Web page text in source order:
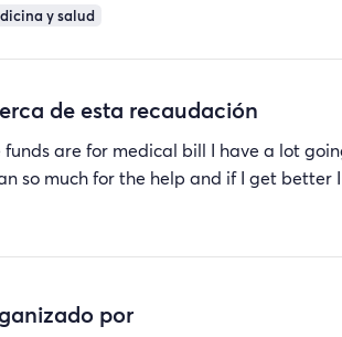
y salud
de esta recaudación
funds are for medical bill I have a lot
so much for the help and if I get better
por